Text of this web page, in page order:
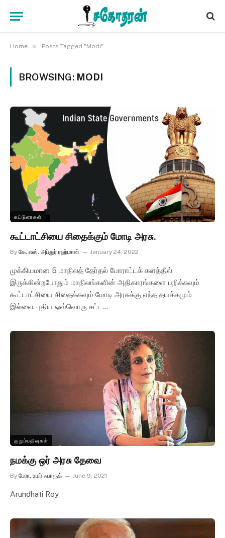
Home » Posts Tagged "Modi"
BROWSING: MODI
கட்டுரைகள்
கூட்டாட்சியை சிதைக்கும் மோடி அரசு.
By கே. எஸ். அப்துர் ரஹ்மான் January 24, 2022
முக்கியமான 5 மாநிலத் தேர்தல் போராட்டக் களத்தில்
இருக்கின்றபோதும் மாநிலங்களின் அதிகாரங்களை பறிக்கவும்
கூட்டாட்சியை சிதைக்கவும் மோடி அரசுக்கு எந்த தயக்கமும்
இல்லை. புதிய ஒவ்வொரு சட்ட…
குறும்பதிவுகள்
நமக்கு ஒர் அரசு தேவை
By பேரா. உமர் ஃபாரூக் June 9, 2021
Arundhati Roy